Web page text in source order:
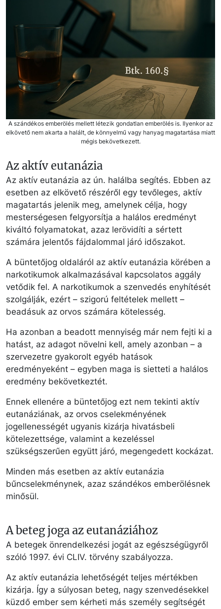
A szándékos emberölés mellett létezik gondatlan emberölés is. Ilyenkor az
elkövető nem akarta a halált, de könnyelmű vagy hanyag magatartása miatt
mégis bekövetkezett.
Az aktív eutanázia
Az aktív eutanázia az ún. halálba segítés. Ebben az
esetben az elkövető részéről egy tevőleges, aktív
magatartás jelenik meg, amelynek célja, hogy
mesterségesen felgyorsítja a halálos eredményt
kiváltó folyamatokat, azaz lerövidíti a sértett
számára jelentős fájdalommal járó időszakot.
A büntetőjog oldaláról az aktív eutanázia körében a
narkotikumok alkalmazásával kapcsolatos aggály
vetődik fel. A narkotikumok a szenvedés enyhítését
szolgálják, ezért – szigorú feltételek mellett –
beadásuk az orvos számára kötelesség.
Ha azonban a beadott mennyiség már nem fejti ki a
hatást, az adagot növelni kell, amely azonban – a
szervezetre gyakorolt egyéb hatások
eredményeként – egyben maga is sietteti a halálos
eredmény bekövetkeztét.
Ennek ellenére a büntetőjog ezt nem tekinti aktív
eutanáziának, az orvos cselekményének
jogellenességét ugyanis kizárja hivatásbeli
kötelezettsége, valamint a kezeléssel
szükségszerűen együtt járó, megengedett kockázat.
Minden más esetben az aktív eutanázia
bűncselekménynek, azaz szándékos emberölésnek
minősül.
A beteg joga az eutanáziához
A betegek önrendelkezési jogát az egészségügyről
szóló 1997. évi CLIV. törvény szabályozza.
Az aktív eutanázia lehetőségét teljes mértékben
kizárja. Így a súlyosan beteg, nagy szenvedésekkel
küzdő ember sem kérheti más személy segítségét